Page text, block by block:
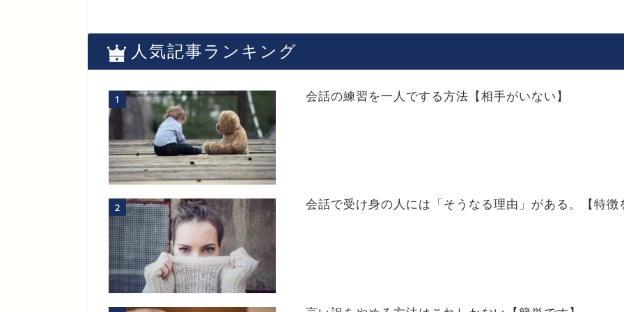
人気記事ランキング
1 会話の練習を一人でする方法【相手がいない】
2 会話で受け身の人には「そうなる理由」がある。【特徴